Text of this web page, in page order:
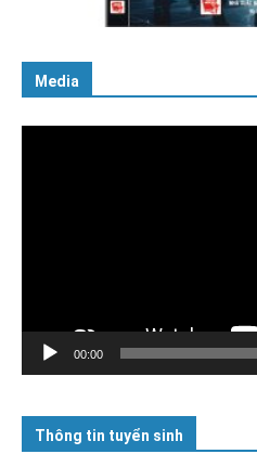
Media
00:00
Thông tin tuyển sinh